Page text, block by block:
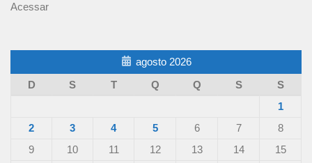
Acessar
agosto 2026
D
S T Q Q S
S
1
2
3 4 5 6 7
8
9
10 11 12 13 14
15